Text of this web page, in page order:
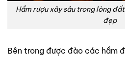
Hầm rượu xây sâu trong lòng
đẹp
Bên trong được đào các hầm